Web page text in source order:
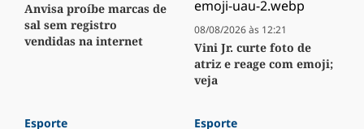
Anvisa proíbe marcas de
sal sem registro
vendidas na internet
08/08/2026 às 12:21
Vini Jr. curte foto de
atriz e reage com emoji;
veja
Esporte Esporte